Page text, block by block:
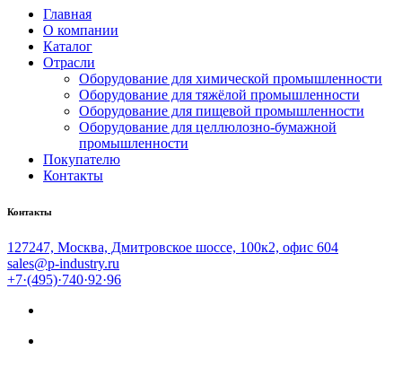
Главная
О компании
Каталог
Отрасли
Оборудование для химической промышленности
Оборудование для тяжёлой промышленности
Оборудование для пищевой промышленности
Оборудование для целлюлозно-бумажной
промышленности
Покупателю
Контакты
Контакты
127247, Москва, Дмитровское шоссе, 100к2, офис 604
sales@p-industry.ru
+7·(495)·740·92·96